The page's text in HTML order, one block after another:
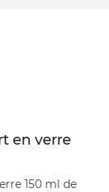
en verre
150 ml de